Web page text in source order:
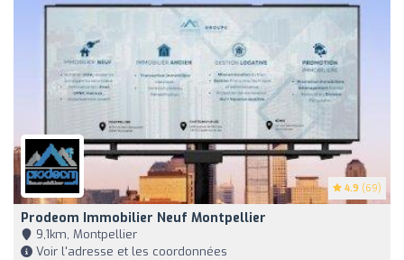
4.9 (69)
Prodeom Immobilier Neuf Montpellier
9,1km, Montpellier
Voir l'adresse et les coordonnées